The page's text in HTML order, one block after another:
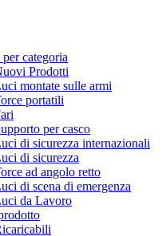
categoria
Prodotti
montate sulle armi
portatili
per casco
di sicurezza internazionali
di sicurezza
ad angolo retto
di scena di emergenza
da Lavoro